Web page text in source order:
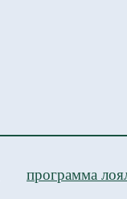
программа